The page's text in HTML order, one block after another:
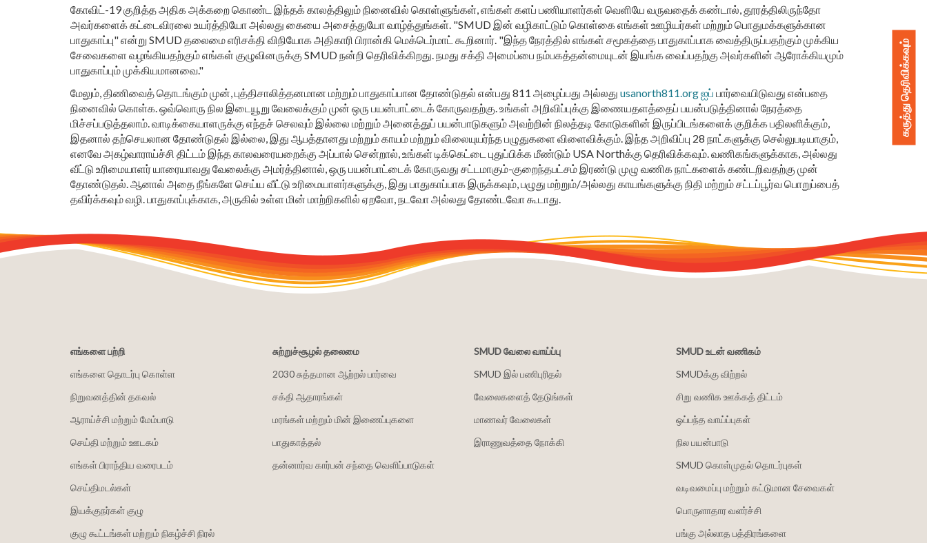
கோவிட்-19 குறித்த அதிக அக்கறை கொண்ட இந்தக் காலத்திலும் நினைவில் கொள்ளுங்கள், எங்கள் களப் பணியாளர்கள் வெளியே வருவதைக் கண்டால், தூரத்திலிருந்தோ
அவர்களைக் கட்டைவிரலை உயர்த்தியோ அல்லது கையை அசைத்துயோ வாழ்த்துங்கள். "SMUD இன் வழிகாட்டும் கொள்கை எங்கள் ஊழியர்கள் மற்றும் பொதுமக்களுக்கான
பாதுகாப்பு" என்று SMUD தலைமை எரிசக்தி விநியோக அதிகாரி பிரான்கி மெக்டெர்மாட் கூறினார். "இந்த நேரத்தில் எங்கள் சமூகத்தை பாதுகாப்பாக வைத்திருப்பதற்கும் முக்கிய
சேவைகளை வழங்கியதற்கும் எங்கள் குழுவினருக்கு SMUD நன்றி தெரிவிக்கிறது. நமது சக்தி அமைப்பை நம்பகத்தன்மையுடன் இயங்க வைப்பதற்கு அவர்களின் ஆரோக்கியமும்
பாதுகாப்பும் முக்கியமானவை."
மேலும், திணிவைத் தொடங்கும் முன், புத்திசாலித்தனமான மற்றும் பாதுகாப்பான தோண்டுதல் என்பது 811 அழைப்பது அல்லது usanorth811.org ஐப் பார்வையிடுவது என்பதை
நினைவில் கொள்க. ஒவ்வொரு நில இடையூறு வேலைக்கும் முன் ஒரு பயன்பாட்டைக் கோருவதற்கு. உங்கள் அறிவிப்புக்கு இணையதளத்தைப் பயன்படுத்தினால் நேரத்தை
மிச்சப்படுத்தலாம். வாடிக்கையாளருக்கு எந்தச் செலவும் இல்லை மற்றும் அனைத்துப் பயன்பாடுகளும் அவற்றின் நிலத்தடி கோடுகளின் இருப்பிடங்களைக் குறிக்க பதிலளிக்கும்,
இதனால் தற்செயலான தோண்டுதல் இல்லை, இது ஆபத்தானது மற்றும் காயம் மற்றும் விலையுயர்ந்த பழுதுகளை விளைவிக்கும். இந்த அறிவிப்பு 28 நாட்களுக்கு செல்லுபடியாகும்,
எனவே அகழ்வாராய்ச்சி திட்டம் இந்த காலவரையறைக்கு அப்பால் சென்றால், உங்கள் டிக்கெட்டை புதுப்பிக்க மீண்டும் USA Northக்கு தெரிவிக்கவும். வணிகங்களுக்காக, அல்லது
வீட்டு உரிமையாளர் யாரையாவது வேலைக்கு அமர்த்தினால், ஒரு பயன்பாட்டைக் கோருவது சட்டமாகும்-குறைந்தபட்சம் இரண்டு முழு வணிக நாட்களைக் கண்டறிவதற்கு முன்
தோண்டுதல். ஆனால் அதை நீங்களே செய்ய வீட்டு உரிமையாளர்களுக்கு, இது பாதுகாப்பாக இருக்கவும், பழுது மற்றும்/அல்லது காயங்களுக்கு நிதி மற்றும் சட்டப்பூர்வ பொறுப்பைத்
தவிர்க்கவும் வழி. பாதுகாப்புக்காக, அருகில் உள்ள மின் மாற்றிகளில் ஏறவோ, நடவோ அல்லது தோண்டவோ கூடாது.
எங்களை பற்றி
எங்களை தொடர்பு கொள்ள
நிறுவனத்தின் தகவல்
ஆராய்ச்சி மற்றும் மேம்பாடு
செய்தி மற்றும் ஊடகம்
எங்கள் பிராந்திய வரைபடம்
செய்திமடல்கள்
இயக்குநர்கள் குழு
குழு கூட்டங்கள் மற்றும் நிகழ்ச்சி நிரல்
சுற்றுச்சூழல் தலைமை
2030 சுத்தமான ஆற்றல் பார்வை
சக்தி ஆதாரங்கள்
மரங்கள் மற்றும் மின் இணைப்புகளை
பாதுகாத்தல்
தன்னார்வ கார்பன் சந்தை வெளிப்பாடுகள்
SMUD வேலை வாய்ப்பு
SMUD இல் பணிபுரிதல்
வேலைகளைத் தேடுங்கள்
மாணவர் வேலைகள்
இராணுவத்தை நோக்கி
SMUD உடன் வணிகம்
SMUDக்கு விற்றல்
சிறு வணிக ஊக்கத் திட்டம்
ஒப்பந்த வாய்ப்புகள்
நில பயன்பாடு
SMUD கொள்முதல் தொடர்புகள்
வடிவமைப்பு மற்றும் கட்டுமான சேவைகள்
பொருளாதார வளர்ச்சி
பங்கு அல்லாத பத்திரங்களை
கருத்து தெரிவிக்கவும்